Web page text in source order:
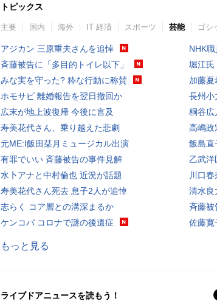
トピックス
主要 国内 海外 IT 経済 スポーツ 芸能 ゴシ
アジカン 三原重夫さんを追悼
斉藤被告に「多目的トイレ以下」
みな実を守った? 粋な行動に称賛
ホモサピ 離婚報告を翌日撤回か
広末が地上波復帰 今後に言及
寿美花代さん、乗り越えた悲劇
元ME:I飯田栞月ミュージカル出演
有罪でいい 斉藤被告の事件見解
水卜アナと中村倫也 近況が話題
寿美花代さん死去 息子2人が追悼
志らく コア層との溝深まるか
ケンコバ コロナで謎の後遺症
NHK
堀江氏
加藤夏
長州小
桐谷広
高嶋政
飯島直
乙武洋
川口
清水良
斉藤
佐藤寛
もっと見る
ライブドアニュースを読もう！